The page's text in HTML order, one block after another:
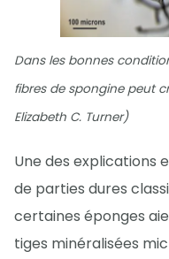
Dans les bonnes
fibres de spongine peut
Elizabeth C. Turner)
Une des explications
de parties dures
certaines éponges
tiges minéralisées